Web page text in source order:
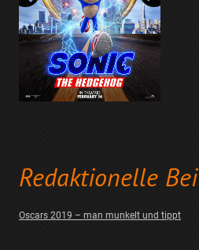
Redaktionelle
Oscars 2019 – man munkelt und tippt